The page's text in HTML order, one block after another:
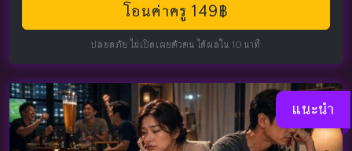
โอนค่าครู 149฿
ปลอดภัย ไม่เปิดเผยตัวตน ได้ผลใน 10 นาที
แนะนำ